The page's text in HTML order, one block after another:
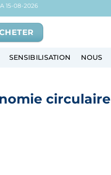
15-08-2026
SENSIBILISATION NOUS
circulaire